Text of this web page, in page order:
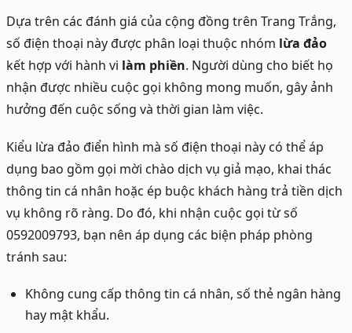
Dựa trên các đánh giá của cộng đồng trên Trang Trắng,
số điện thoại này được phân loại thuộc nhóm lừa đảo
kết hợp với hành vi làm phiền. Người dùng cho biết họ
nhận được nhiều cuộc gọi không mong muốn, gây ảnh
hưởng đến cuộc sống và thời gian làm việc.
Kiểu lừa đảo điển hình mà số điện thoại này có thể áp
dụng bao gồm gọi mời chào dịch vụ giả mạo, khai thác
thông tin cá nhân hoặc ép buộc khách hàng trả tiền dịch
vụ không rõ ràng. Do đó, khi nhận cuộc gọi từ số
0592009793, bạn nên áp dụng các biện pháp phòng
tránh sau:
Không cung cấp thông tin cá nhân, số thẻ ngân hàng
hay mật khẩu.